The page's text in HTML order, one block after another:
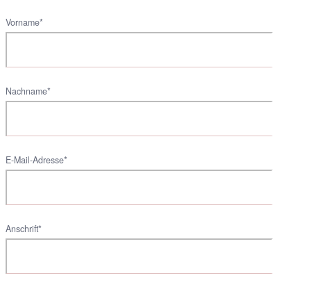
Vorname*
Nachname*
E-Mail-Adresse*
Anschrift*